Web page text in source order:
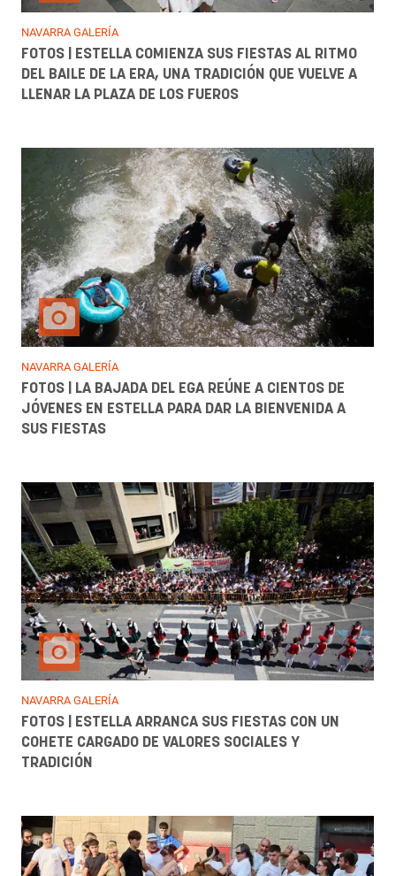
NAVARRA GALERÍA
FOTOS | ESTELLA COMIENZA SUS FIESTAS AL RITMO
DEL BAILE DE LA ERA, UNA TRADICIÓN QUE VUELVE A
LLENAR LA PLAZA DE LOS FUEROS
NAVARRA GALERÍA
FOTOS | LA BAJADA DEL EGA REÚNE A CIENTOS DE
JÓVENES EN ESTELLA PARA DAR LA BIENVENIDA A
SUS FIESTAS
NAVARRA GALERÍA
FOTOS | ESTELLA ARRANCA SUS FIESTAS CON UN
COHETE CARGADO DE VALORES SOCIALES Y
TRADICIÓN